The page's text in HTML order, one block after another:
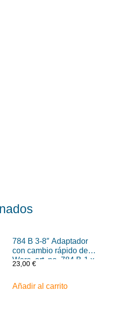
784 B 3-8″ Adaptador
con cambio rápido de
Wera, art. no. 784 B-1 x
1-4″ x 43 mm
23,00 €
Añadir al carrito